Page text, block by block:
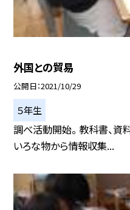
外国との貿易
公開日 2021/10/29
５年生
調べ活動開始。 教科書、資
いろな物から情報収集...